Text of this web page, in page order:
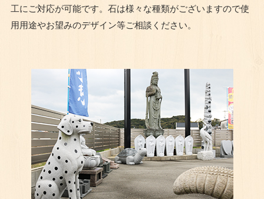
工にご対応が可能です。石は様々な種類がございますので使
用用途やお望みのデザイン等ご相談ください。